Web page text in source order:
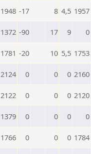
1948 -17 8 4,5 1957
1372 -90 17 9 0
1781 -20 10 5,5 1753
2124 0 0 0 2160
2122 0 0 0 2120
1379 0 0 0 0
1766 0 0 0 1784